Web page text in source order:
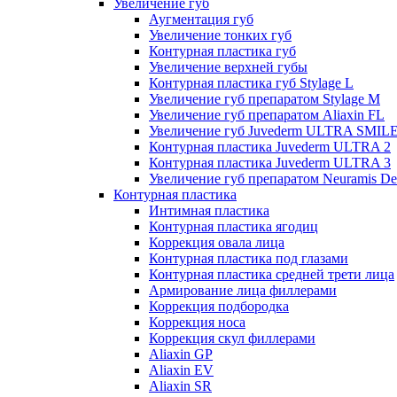
Увеличение губ
Аугментация губ
Увеличение тонких губ
Контурная пластика губ
Увеличение верхней губы
Контурная пластика губ Stylage L
Увеличение губ препаратом Stylage M
Увеличение губ препаратом Aliaxin FL
Увеличение губ Juvederm ULTRA
Контурная пластика Juvederm ULTRA 2
Контурная пластика Juvederm ULTRA 3
Увеличение губ препаратом Neuramis
Контурная пластика
Интимная пластика
Контурная пластика ягодиц
Коррекция овала лица
Контурная пластика под глазами
Контурная пластика средней трети лица
Армирование лица филлерами
Коррекция подбородка
Коррекция носа
Коррекция скул филлерами
Aliaxin GP
Aliaxin EV
Aliaxin SR